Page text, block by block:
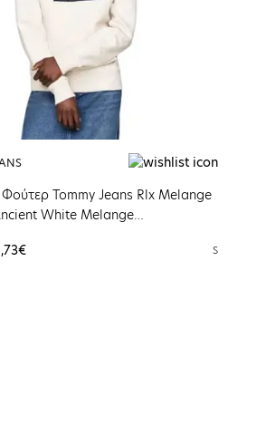
Φούτερ Tommy Jeans Rlx Melange
White Melange
S